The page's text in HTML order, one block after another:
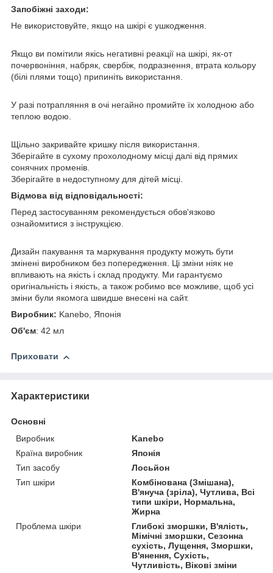
Запобіжні заходи:
Не використовуйте, якщо на шкірі є ушкодження.
Якщо ви помітили якісь негативні реакції на шкірі, як-от
почервоніння, набряк, свербіж, подразнення, втрата кольору
(білі плями тощо) припиніть використання.
У разі потрапляння в очі негайно промийте їх холодною або
теплою водою.
Щільно закривайте кришку після використання.
Зберігайте в сухому прохолодному місці далі від прямих
сонячних променів.
Зберігайте в недоступному для дітей місці.
Відмова від відповідальності:
Перед застосуванням рекомендується обов'язково
ознайомитися з інструкцією.
Дизайн пакування та маркування продукту можуть бути
змінені виробником без попередження. Ці зміни ніяк не
впливають на якість і склад продукту. Ми гарантуємо
оригінальність і якість, а також робимо все можливе, щоб усі
зміни були якомога швидше внесені на сайт.
Виробник: Kanebo, Японія
Об'єм: 42 мл
Приховати
Характеристики
Основні
Виробник
Kanebo
Країна виробник
Японія
Тип засобу
Лосьйон
Тип шкіри
Комбінована (Змішана),
В'януча (зріла), Чутлива, Всі
типи шкіри, Нормальна,
Жирна
Проблема шкіри
Глибокі зморшки, В'ялість,
Мімічні зморшки, Сезонна
сухість, Лущення, Зморшки,
В'янення, Сухість,
Чутливість, Вікові зміни